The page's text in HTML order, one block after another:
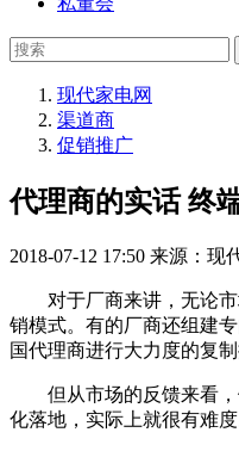
现代家电网
渠道商
促销推广
代理商的实话 终
2018-07-12 17:50 来源：现
对于厂商来讲，无论
销模式。有的厂商还组建
国代理商进行大力度的复制
但从市场的反馈来看
化落地，实际上就很有难度